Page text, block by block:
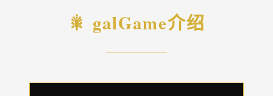
🎇 galGame介绍